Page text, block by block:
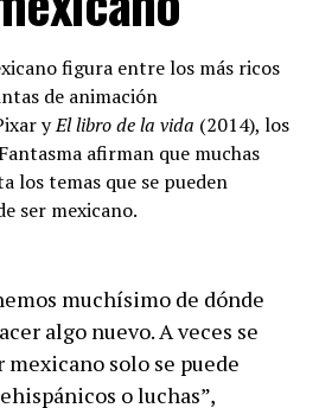
figura entre los más ricos
de animación
yEl libro de la vida (2014), los
afirman que muchas
los temas que se pueden
ser mexicano.
muchísimo de dónde
algo nuevo. A veces se
mexicano solo se puede
o luchas”,